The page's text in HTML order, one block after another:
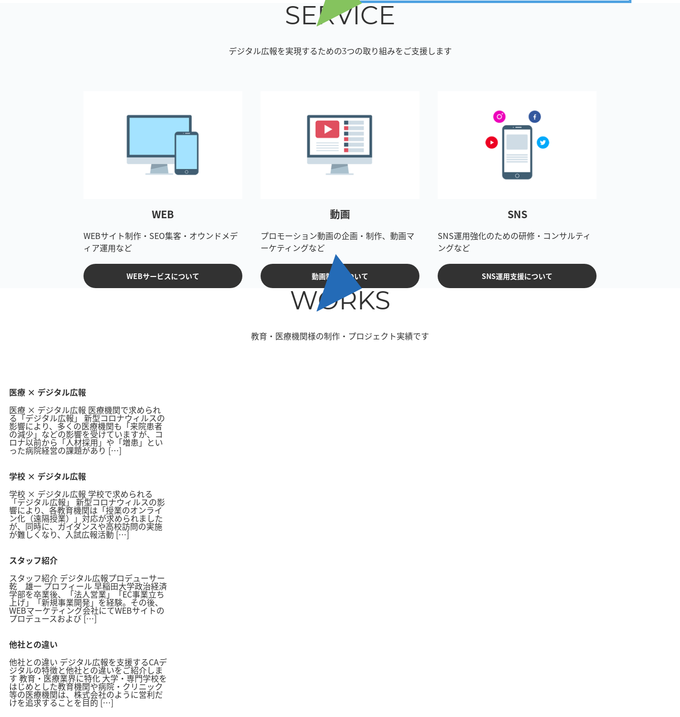
SERVICE
デジタル広報を実現するための3つの取り組みをご支援します
WEB
WEBサイト制作・SEO集客・オウンドメデ
ィア運用など
WEBサービスについて
動画
プロモーション動画の企画・制作、動画マ
ーケティングなど
動画制作について
SNS
SNS運用強化のための研修・コンサルティ
ングなど
SNS運用支援について
WORKS
教育・医療機関様の制作・プロジェクト実績です
医療 × デジタル広報
医療 × デジタル広報 医療機関で求められ
る「デジタル広報」 新型コロナウィルスの
影響により、多くの医療機関も「来院患者
の減少」などの影響を受けていますが、コ
ロナ以前から「人材採用」や「増患」とい
った病院経営の課題があり […]
学校 × デジタル広報
学校 × デジタル広報 学校で求められる
「デジタル広報」 新型コロナウィルスの影
響により、各教育機関は「授業のオンライ
ン化（遠隔授業）」対応が求められました
が、同時に、ガイダンスや高校訪問の実施
が難しくなり、入試広報活動 […]
スタッフ紹介
スタッフ紹介 デジタル広報プロデューサー
乾 雄一 プロフィール 早稲田大学政治経済
学部を卒業後、「法人営業」「EC事業立ち
上げ」「新規事業開発」を経験。その後、
WEBマーケティング会社にてWEBサイトの
プロデュースおよび […]
他社との違い
他社との違い デジタル広報を支援するCAデ
ジタルの特徴と他社との違いをご紹介しま
す 教育・医療業界に特化 大学・専門学校を
はじめとした教育機関や病院・クリニック
等の医療機関は、株式会社のように営利だ
けを追求することを目的 […]